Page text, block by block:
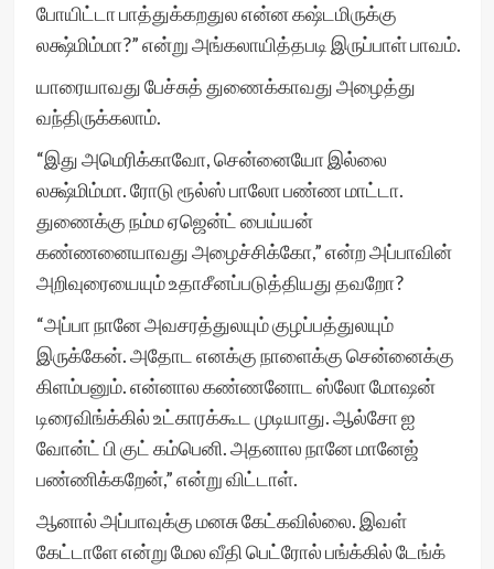
போயிட்டா பாத்துக்கறதுல என்ன கஷ்டமிருக்கு
லக்ஷ்மிம்மா?” என்று அங்கலாயித்தபடி இருப்பாள் பாவம்.
யாரையாவது பேச்சுத் துணைக்காவது அழைத்து
வந்திருக்கலாம்.
“இது அமெரிக்காவோ, சென்னையோ இல்லை
லக்ஷ்மிம்மா. ரோடு ரூல்ஸ் பாலோ பண்ண மாட்டா.
துணைக்கு நம்ம ஏஜென்ட் பைய்யன்
கண்ணனையாவது அழைச்சிக்கோ,” என்ற அப்பாவின்
அறிவுரையையும் உதாசீனப்படுத்தியது தவறோ?
“அப்பா நானே அவசரத்துலயும் குழப்பத்துலயும்
இருக்கேன். அதோட எனக்கு நாளைக்கு சென்னைக்கு
கிளம்பனும். என்னால கண்ணனோட ஸ்லோ மோஷன்
டிரைவிங்க்கில் உட்காரக்கூட முடியாது. ஆல்சோ ஐ
வோன்ட் பி குட் கம்பெனி. அதனால நானே மானேஜ்
பண்ணிக்கறேன்,” என்று விட்டாள்.
ஆனால் அப்பாவுக்கு மனசு கேட்கவில்லை. இவள்
கேட்டாளே என்று மேல வீதி பெட்ரோல் பங்க்கில் டேங்க்